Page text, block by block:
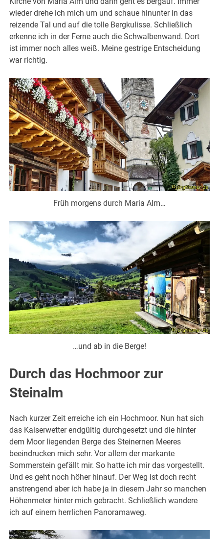
wieder drehe ich mich um und schaue hinunter in das
reizende Tal und auf die tolle Bergkulisse. Schließlich
erkenne ich in der Ferne auch die Schwalbenwand. Dort
ist immer noch alles weiß. Meine gestrige Entscheidung
war richtig.
Früh morgens durch Maria Alm…
…und ab in die Berge!
Durch das Hochmoor zur
Steinalm
Nach kurzer Zeit erreiche ich ein Hochmoor. Nun hat sich
das Kaiserwetter endgültig durchgesetzt und die hinter
dem Moor liegenden Berge des Steinernen Meeres
beeindrucken mich sehr. Vor allem der markante
Sommerstein gefällt mir. So hatte ich mir das vorgestellt.
Und es geht noch höher hinauf. Der Weg ist doch recht
anstrengend aber ich habe ja in diesem Jahr so manchen
Höhenmeter hinter mich gebracht. Schließlich wandere
ich auf einem herrlichen Panoramaweg.